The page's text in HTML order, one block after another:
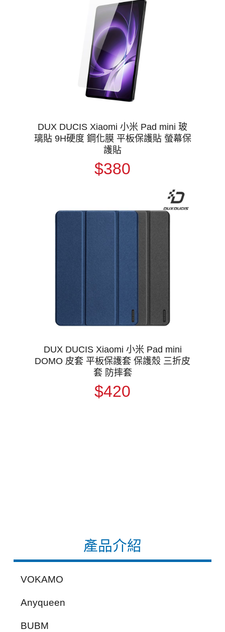
產品介紹
VOKAMO
Anyqueen
BUBM
DUX DUCIS Xiaomi 小米 Pad mini 玻
璃貼 9H硬度 鋼化膜 平板保護貼 螢幕保
護貼
$380
DUX DUCIS Xiaomi 小米 Pad mini
DOMO 皮套 平板保護套 保護殼 三折皮
套 防摔套
$420